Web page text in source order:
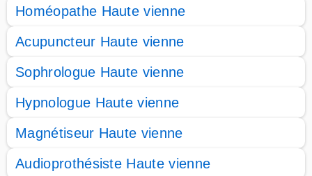
Homéopathe Haute vienne
Acupuncteur Haute vienne
Sophrologue Haute vienne
Hypnologue Haute vienne
Magnétiseur Haute vienne
Audioprothésiste Haute vienne